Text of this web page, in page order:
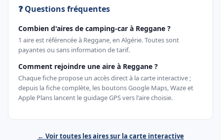
❓ Questions fréquentes
Combien d'aires de camping-car à Reggane ?
1 aire est référencée à Reggane, en Algérie. Toutes sont
payantes ou sans information de tarif.
Comment rejoindre une aire à Reggane ?
Chaque fiche propose un accès direct à la carte interactive ;
depuis la fiche complète, les boutons Google Maps, Waze et
Apple Plans lancent le guidage GPS vers l'aire choisie.
← Voir toutes les aires sur la carte interactive